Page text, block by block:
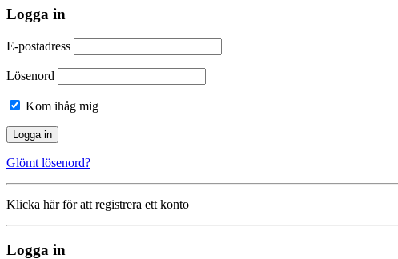
Logga in
E-postadress
Lösenord
Kom ihåg mig
Glömt lösenord?
Klicka här för att registrera ett konto
Logga in